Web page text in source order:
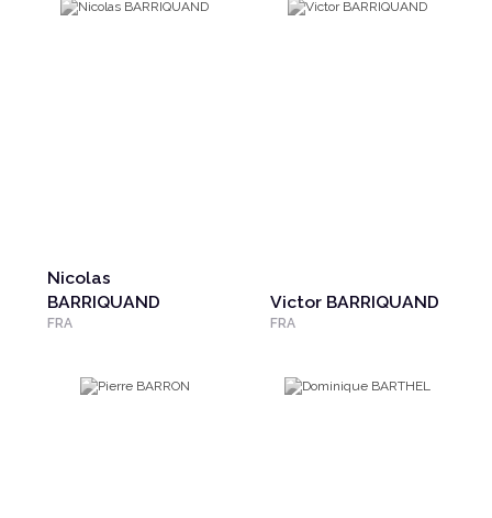
Nicolas
BARRIQUAND
FRA
Victor BARRIQUAND
FRA